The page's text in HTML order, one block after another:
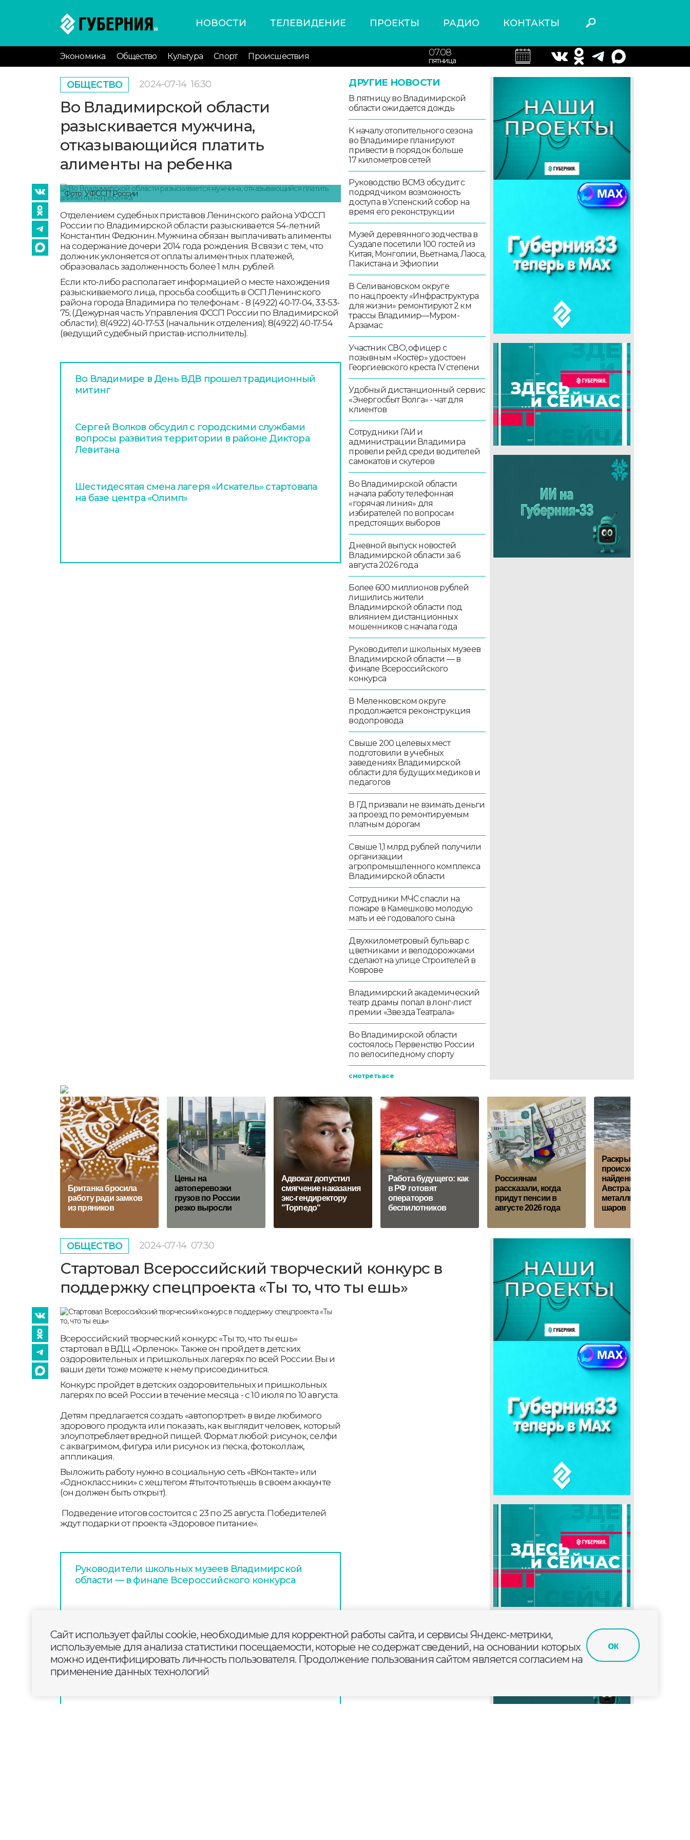
НОВОСТИ ТЕЛЕВИДЕНИЕ ПРОЕКТЫ РАДИО КОНТАКТЫ
Экономика Общество Культура Спорт Происшествия 07.08
пятница
ОБЩЕСТВО 2024-07-14 16:30
Во Владимирской области
разыскивается мужчина,
отказывающийся платить
алименты на ребенка
Фото: УФССП России
Отделением судебных приставов Ленинского района УФССП
России по Владимирской области разыскивается 54-летний
Константин Федюнин. Мужчина обязан выплачивать алименты
на содержание дочери 2014 года рождения. В связи с тем, что
должник уклоняется от оплаты алиментных платежей,
образовалась задолженность более 1 млн. рублей.
Если кто-либо располагает информацией о месте нахождения
разыскиваемого лица, просьба сообщить в ОСП Ленинского
района города Владимира по телефонам: - 8 (4922) 40-17-04, 33-53-
75; (Дежурная часть Управления ФССП России по Владимирской
области); 8(4922) 40-17-53 (начальник отделения); 8(4922) 40-17-54
(ведущий судебный пристав-исполнитель).
Во Владимире в День ВДВ прошел традиционный
митинг
Сергей Волков обсудил с городскими службами
вопросы развития территории в районе Диктора
Левитана
Шестидесятая смена лагеря «Искатель» стартовала
на базе центра «Олимп»
ДРУГИЕ НОВОСТИ
В пятницу во Владимирской
области ожидается дождь
К началу отопительного сезона
во Владимире планируют
привести в порядок больше
17 километров сетей
Руководство ВСМЗ обсудит с
подрядчиком возможность
доступа в Успенский собор на
время его реконструкции
Музей деревянного зодчества в
Суздале посетили 100 гостей из
Китая, Монголии, Вьетнама, Лаоса,
Пакистана и Эфиопии
В Селивановском округе
по нацпроекту «Инфраструктура
для жизни» ремонтируют 2 км
трассы Владимир—Муром-
Арзамас
Участник СВО, офицер с
позывным «Костёр» удостоен
Георгиевского креста IV степени
Удобный дистанционный сервис
«Энергосбыт Волга» - чат для
клиентов
Сотрудники ГАИ и
администрации Владимира
провели рейд среди водителей
самокатов и скутеров
Во Владимирской области
начала работу телефонная
«горячая линия» для
избирателей по вопросам
предстоящих выборов
Дневной выпуск новостей
Владимирской области за 6
августа 2026 года
Более 600 миллионов рублей
лишились жители
Владимирской области под
влиянием дистанционных
мошенников с начала года
Руководители школьных музеев
Владимирской области — в
финале Всероссийского
конкурса
В Меленковском округе
продолжается реконструкция
водопровода
Свыше 200 целевых мест
подготовили в учебных
заведениях Владимирской
области для будущих медиков и
педагогов
В ГД призвали не взимать деньги
за проезд по ремонтируемым
платным дорогам
Свыше 1,1 млрд рублей получили
организации
агропромышленного комплекса
Владимирской области
Сотрудники МЧС спасли на
пожаре в Камешково молодую
мать и её годовалого сына
Двухкилометровый бульвар с
цветниками и велодорожками
сделают на улице Строителей в
Коврове
Владимирский академический
театр драмы попал в лонг-лист
премии «Звезда Театрала»
Во Владимирской области
состоялось Первенство России
по велосипедному спорту
смотреть все
Британка бросила
работу ради замков
из пряников
Цены на
автоперевозки
грузов по России
резко выросли
Адвокат допустил
смягчение наказания
экс-гендиректору
"Торпедо"
Работа будущего: как
в РФ готовят
операторов
беспилотников
Россиянам
рассказали, когда
придут пенсии в
августе 2026 года
Раскрыто
происхождение
найденных в
Австралии
металлических
шаров
ОБЩЕСТВО 2024-07-14 07:30
Стартовал Всероссийский творческий конкурс в
поддержку спецпроекта «Ты то, что ты ешь»
Всероссийский творческий конкурс «Ты то, что ты ешь»
стартовал в ВДЦ «Орленок». Также он пройдет в детских
оздоровительных и пришкольных лагерях по всей России. Вы и
ваши дети тоже можете к нему присоединиться.
Конкурс пройдет в детских оздоровительных и пришкольных
лагерях по всей России в течение месяца - с 10 июля по 10 августа.
Детям предлагается создать «автопортрет» в виде любимого
здорового продукта или показать, как выглядит человек, который
злоупотребляет вредной пищей. Формат любой: рисунок, селфи
с аквагримом, фигура или рисунок из песка, фотоколлаж,
аппликация.
Выложить работу нужно в социальную сеть «ВКонтакте» или
«Одноклассники» с хештегом #тыточтотыешь в своем аккаунте
(он должен быть открыт).
Подведение итогов состоится с 23 по 25 августа. Победителей
ждут подарки от проекта «Здоровое питание».
Руководители школьных музеев Владимирской
области — в финале Всероссийского конкурса
В двенадцатый раз на Клязьме в Камешковском
округе прошел Праздник ухи
Сайт использует файлы cookie, необходимые для корректной работы сайта, и сервисы Яндекс-метрики,
используемые для анализа статистики посещаемости, которые не содержат сведений, на основании которых
можно идентифицировать личность пользователя. Продолжение пользования сайтом является согласием на
применение данных технологий
ок